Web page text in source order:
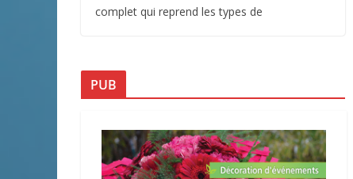
complet qui reprend les types de
PUB